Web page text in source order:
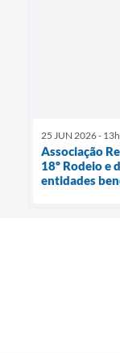
25 JUN 2026 -
Associação
18º Rodeio e
entidades